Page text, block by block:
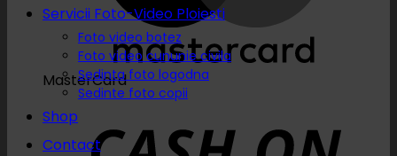
MasterCard
Servicii Foto-Video Ploiesti
Foto video botez
Foto video cununie civila
Sedinta foto logodna
Sedinte foto copii
Shop
Contact